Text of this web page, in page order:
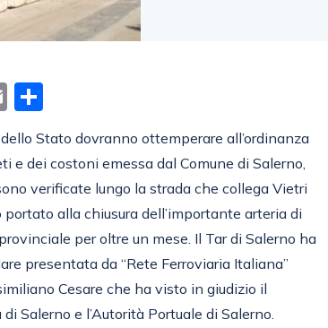
Email
Stato dovranno ottemperare all’ordinanza
e dei costoni emessa dal Comune di Salerno,
verificate lungo la strada che collega Vietri
alla chiusura dell’importante arteria di
per oltre un mese. Il Tar di Salerno ha
presentata da “Rete Ferroviaria Italiana”
Cesare che ha visto in giudizio il
Salerno e l’Autorità Portuale di Salerno.